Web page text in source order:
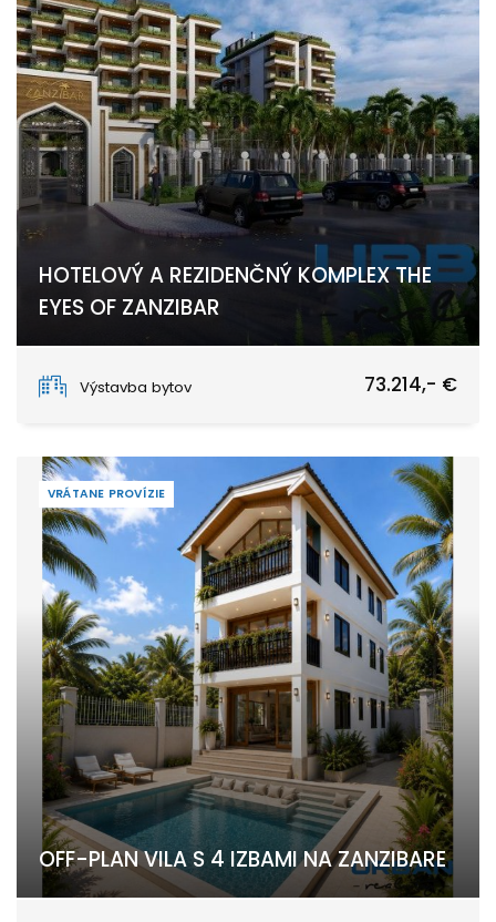
HOTELOVÝ A REZIDENČNÝ KOMPLEX THE
EYES OF ZANZIBAR
Výstavba bytov
73.214,- €
VRÁTANE PROVÍZIE
OFF-PLAN VILA S 4 IZBAMI NA ZANZIBARE